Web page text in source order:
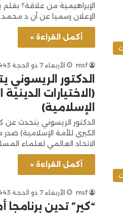
الإبراهيمية من علاقة؟
الإعلان رسميا عن أن د
أكمل القراءة »
msf الأربعاء 7 ذو الحجة 1443هـ 6-7-2022م
الدكتور
(الاختيارات
الإسلامية)
الدكتور الريسوني يتحدث عن
الكبرى للأمة الإسلامية)
الاتحاد العالمي لعلماء
أكمل القراءة »
msf الأربعاء 7 ذو الحجة 1443هـ 6-7-2022م
“كير” تدين برنامجا